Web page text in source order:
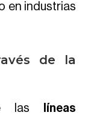
en industrias
de la
las líneas